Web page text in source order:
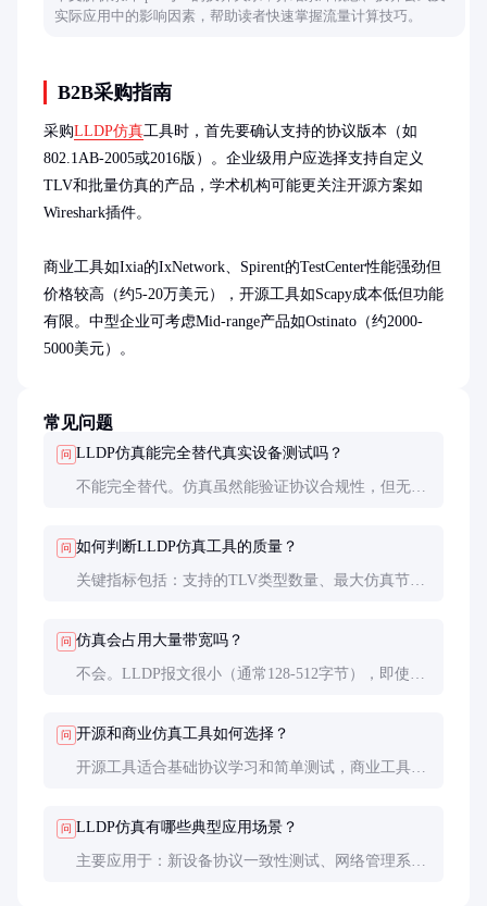
实际应用中的影响因素，帮助读者快速掌握流量计算技巧。
B2B采购指南
采购LLDP仿真工具时，首先要确认支持的协议版本（如
802.1AB-2005或2016版）。企业级用户应选择支持自定义
TLV和批量仿真的产品，学术机构可能更关注开源方案如
Wireshark插件。
商业工具如Ixia的IxNetwork、Spirent的TestCenter性能强劲但
价格较高（约5-20万美元），开源工具如Scapy成本低但功能
有限。中型企业可考虑Mid-range产品如Ostinato（约2000-
5000美元）。
常见问题
问 LLDP仿真能完全替代真实设备测试吗？
不能完全替代。仿真虽然能验证协议合规性，但无法
问 如何判断LLDP仿真工具的质量？
关键指标包括：支持的TLV类型数量、最大仿真节点
问 仿真会占用大量带宽吗？
不会。LLDP报文很小（通常128-512字节），即使高
问 开源和商业仿真工具如何选择？
开源工具适合基础协议学习和简单测试，商业工具更
问 LLDP仿真有哪些典型应用场景？
主要应用于：新设备协议一致性测试、网络管理系统